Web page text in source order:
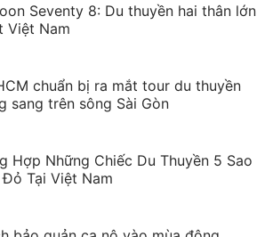
Seventy 8: Du thuyền hai thân lớn
Việt Nam
chuẩn bị ra mắt tour du thuyền
sang trên sông Sài Gòn
Hợp Những Chiếc Du Thuyền 5 Sao
Tại Việt Nam